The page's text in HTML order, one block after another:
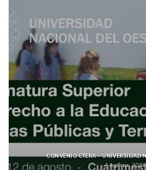
CONVENIO CTERA – UNIVERSIDAD
4 agosto, 2026